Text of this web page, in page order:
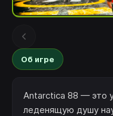
Об игре
Antarctica 88 — это
леденящую душу